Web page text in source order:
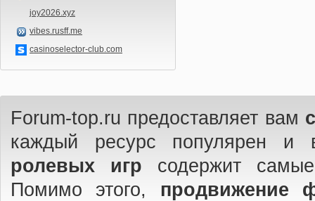
joy2026.xyz
vibes.rusff.me
casinoselector-club.com
Forum-top.ru предоставляет вам
каждый ресурс популярен
ролевых игр содержит
Помимо этого, продвижение